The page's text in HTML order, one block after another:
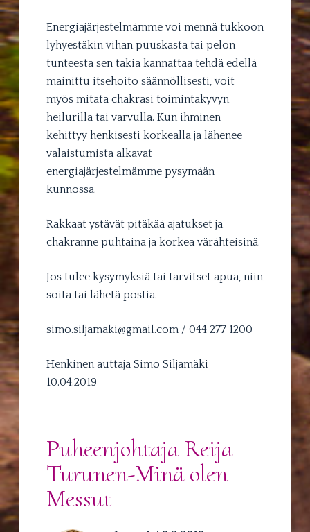
Energiajärjestelmämme voi mennä tukkoon
lyhyestäkin vihan puuskasta tai pelon
tunteesta sen takia kannattaa tehdä edellä
mainittu itsehoito säännöllisesti, voit
myös mitata chakrasi toimintakyvyn
heilurilla tai varvulla. Kun ihminen
kehittyy henkisesti korkealla ja lähenee
valaistumista alkavat
energiajärjestelmämme pysymään
kunnossa.
Rakkaat ystävät pitäkää ajatukset ja
chakranne puhtaina ja korkea värähteisinä.
Jos tulee kysymyksiä tai tarvitset apua, niin
soita tai lähetä postia.
simo.siljamaki@gmail.com / 044 277 1200
Henkinen auttaja Simo Siljamäki
10.04.2019
Puheenjohtaja Reija
Turunen-Minä olen
Messut